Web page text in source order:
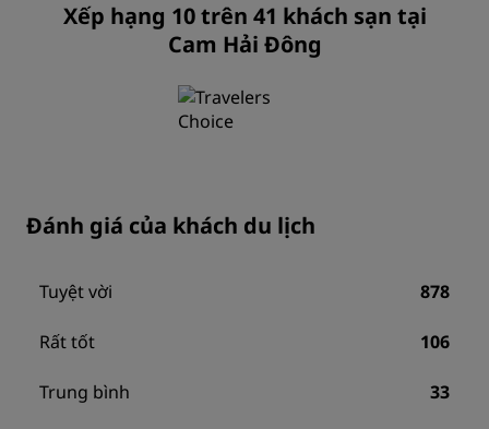
Xếp hạng 10 trên 41 khách sạn tại
Cam Hải Đông
Đánh giá của khách du lịch
Tuyệt vời 878
Rất tốt 106
Trung bình 33